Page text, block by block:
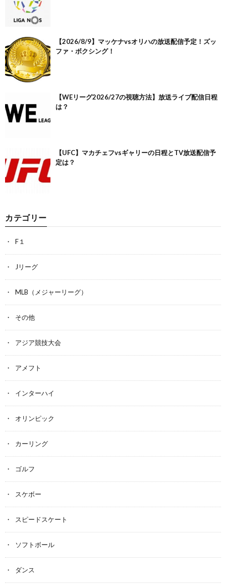
【2026/8/9】マッケナvsオリハの放送配信予定！ズッ
ファ・ボクシング！
【WEリーグ2026/27の視聴方法】放送ライブ配信日程
は？
【UFC】マカチェフvsギャリーの日程とTV放送配信予
定は？
カテゴリー
F１
Jリーグ
MLB（メジャーリーグ）
その他
アジア競技大会
アメフト
インターハイ
オリンピック
カーリング
ゴルフ
スケボー
スピードスケート
ソフトボール
ダンス